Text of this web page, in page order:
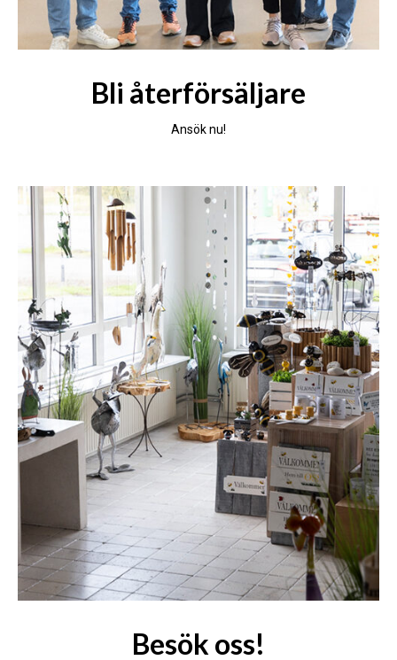
Bli återförsäljare
Ansök nu!
Besök oss!